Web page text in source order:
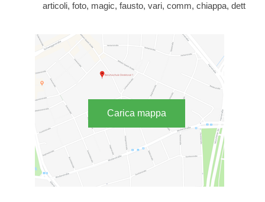
articoli, foto, magic, fausto, vari, comm, chiappa, dett
Carica mappa